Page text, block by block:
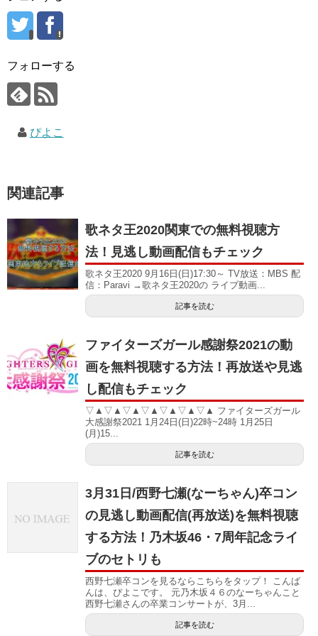
フォローする
ぴよこ
関連記事
歌ネタ王2020関東での無料視聴方
法！見逃し動画配信もチェック
歌ネタ王2020 9月16日(日)17:30～ TV放送：MBS 配
信：Paravi →歌ネタ王2020の ライブ動画...
記事を読む
ファイターズガール感謝祭2021の動
画を無料視聴する方法！再放送や見逃
し配信もチェック
▽▲▽▲▽▲▽▲▽▲▽▲▽▲ ファイターズガール
大感謝祭2021 1月24日(日)22時~24時 1月25日
(月)15...
記事を読む
3月31日/西野七瀬(なーちゃん)卒コン
の見逃し動画配信(再放送)を無料視聴
する方法！乃木坂46・7周年記念ライ
ブのセトリも
西野七瀬卒コンを見るならこちらをタップ！ こんば
んは、ぴよこです。 元乃木坂４６のなーちゃんこと
西野七瀬さんの卒業コンサートが、3月...
記事を読む